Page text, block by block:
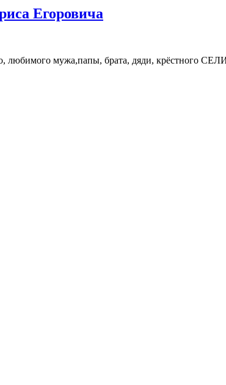
Егоровича
любимого мужа,папы, брата, дяди, крёстного